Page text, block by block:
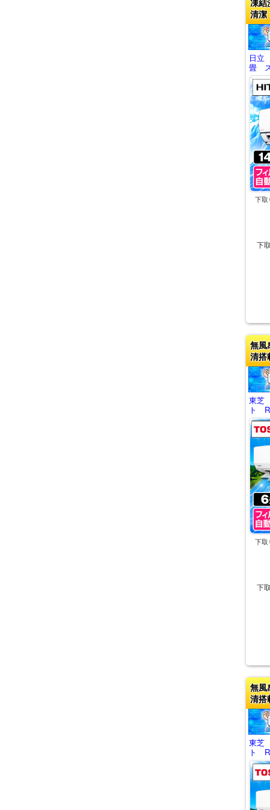
清潔
日立
畳
下取
下
無風
清搭
東芝
ト
下取
下
無風
清搭
東芝
ト